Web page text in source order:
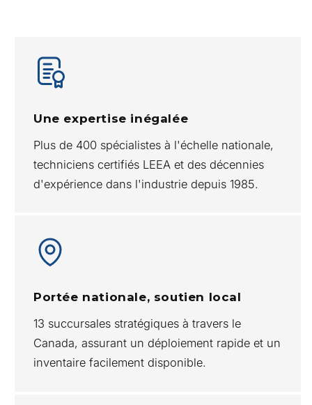
Une expertise inégalée
Plus de 400 spécialistes à l'échelle nationale,
techniciens certifiés LEEA et des décennies
d'expérience dans l'industrie depuis 1985.
Portée nationale, soutien local
13 succursales stratégiques à travers le
Canada, assurant un déploiement rapide et un
inventaire facilement disponible.